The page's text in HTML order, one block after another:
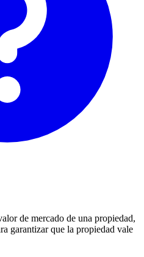
de mercado de una propiedad,
garantizar que la propiedad vale